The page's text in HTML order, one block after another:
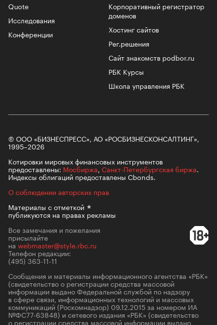
Корпоративный регистратор
доменов
Хостинг сайтов
Рег.решения
Сайт знакомств podbor.ru
РБК Курсы
Школа управления РБК
Quote
Исследования
Конференции
© ООО «БИЗНЕСПРЕСС», АО «РОСБИЗНЕСКОНСАЛТИНГ»,
1995–2026
Котировки мировых финансовых инструментов
предоставлены: Мосбиржа, Санкт-Петербургская биржа.
Индексы облигаций предоставлены Cbonds.
О соблюдении авторских прав
Материалы сотметкой
публикуются на правах рекламы
Все замечания и пожелания
присылайте
на webmaster@style.rbc.ru
Телефон редакции:
(495) 363-11-11
Сообщения и материалы информационного агентства «РБК»
(свидетельство о регистрации средства массовой
информации выдано Федеральной службой по надзору
в сфере связи, информационных технологий и массовых
коммуникаций (Роскомнадзор) 09.12.2015 за номером ИА
№ФС77-63848) и сетевого издания «РБК» (свидетельство
о регистрации средства массовой информации выдано